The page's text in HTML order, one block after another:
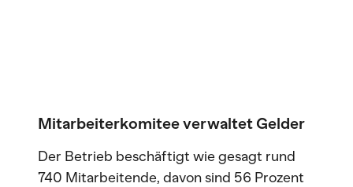
Mitarbeiterkomitee verwaltet Gelder
Der Betrieb beschäftigt wie gesagt rund
740 Mitarbeitende, davon sind 56 Prozent